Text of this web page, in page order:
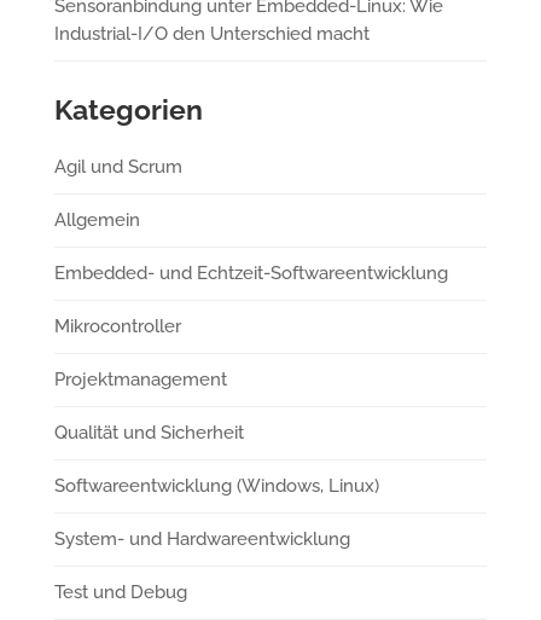
Sensoranbindung unter Embedded-Linux: Wie
Industrial-I/O den Unterschied macht
Kategorien
Agil und Scrum
Allgemein
Embedded- und Echtzeit-Softwareentwicklung
Mikrocontroller
Projektmanagement
Qualität und Sicherheit
Softwareentwicklung (Windows, Linux)
System- und Hardwareentwicklung
Test und Debug